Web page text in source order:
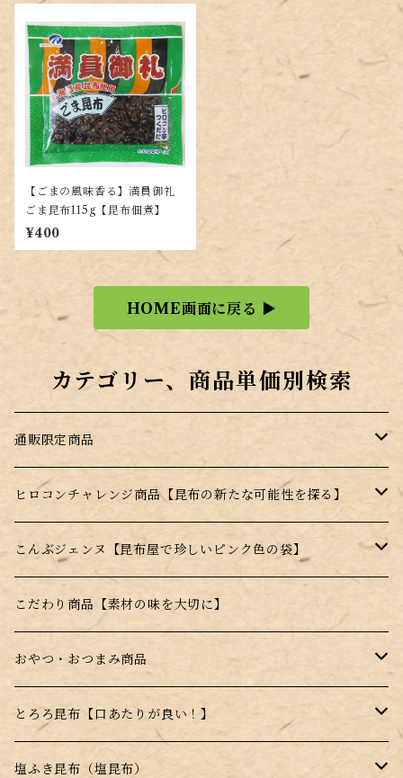
【ごまの風味香る】満員御礼
ごま昆布115g【昆布佃煮】
¥400
HOME画面に戻る ▶
カテゴリー、商品単価別検索
通販限定商品
訳あり商品
ギフト商品
福袋
季節の詰め合わせ
セット商品
ヒロコンチャレンジ商品【昆布の新たな可能性を探る】
昆布のサプリ（健康食品）
はちみつ昆布飴【宮島はちみつ使用】
薄焼きせんべい【昆布＋〇〇】
昆布顆粒【手軽に昆布を摂取できる】
こんぶジェンヌ【昆布屋で珍しいピンク色の袋】
ジェンヌとろろ
ジェンヌ顆粒
こだわり商品【素材の味を大切に】
おやつ・おつまみ商品
はちみつこんぶ飴
薄焼きせんべい【昆布＋〇〇】
とろろ昆布【口あたりが良い！】
高級とろろ昆布
塩ふき昆布（塩昆布）